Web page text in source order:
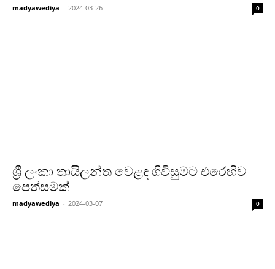
madyawediya - 2024-03-26 0
ශ්‍රී ලංකා තායිලන්ත වෙළඳ ගිවිසුමට එරෙහිව
පෙත්සමක්
madyawediya - 2024-03-07 0